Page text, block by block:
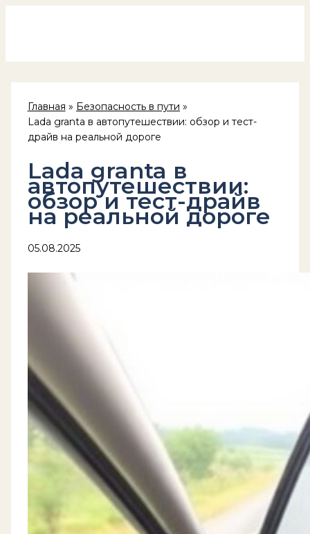
Главная
Безопасность в пути
Lada granta в автопутешествии: обзор и тест-
драйв на реальной дороге
Lada granta в
автопутешествии:
обзор и тест-драйв
на реальной дороге
05.08.2025